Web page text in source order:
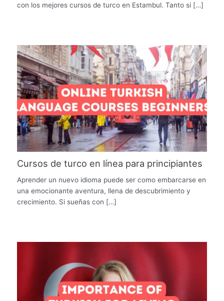
con los mejores cursos de turco en Estambul. Tanto si […]
Cursos de turco en línea para principiantes
Aprender un nuevo idioma puede ser como embarcarse en
una emocionante aventura, llena de descubrimiento y
crecimiento. Si sueñas con […]